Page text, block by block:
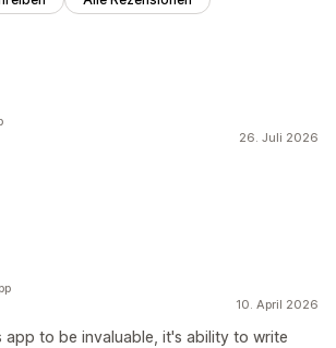
26. Juli 2026
10. April 2026
app to be invaluable, it's ability to write